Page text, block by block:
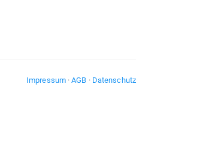
Impressum·AGB · Datenschutz